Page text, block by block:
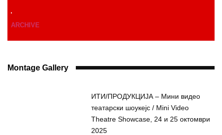
ARCHIVE
Montage Gallery
ИТИ/ПРОДУКЦИЈА – Мини видео
театарски шоукејс / Mini Video
Theatre Showcase, 24 и 25 октомври
2025